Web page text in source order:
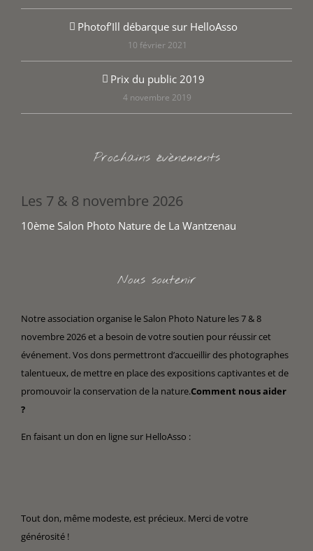
Photof’Ill débarque sur HelloAsso
10 février 2021
Prix du public 2019
4 novembre 2019
Prochains évènements
Les 7 & 8 novembre 2026
10ème Salon Photo Nature de La Wantzenau
Nous soutenir
Notre association organise le Salon Photo Nature les 7 & 8
novembre 2026 et a besoin de votre soutien pour réussir cet
événement. Vos dons permettront d’accueillir des photographes
talentueux, de mettre en place des expositions captivantes et de
promouvoir la conservation de la nature.Comment nous aider
?
En faisant un don en ligne sur HelloAsso :
Tout don, même modeste, est précieux. Merci de votre
générosité !